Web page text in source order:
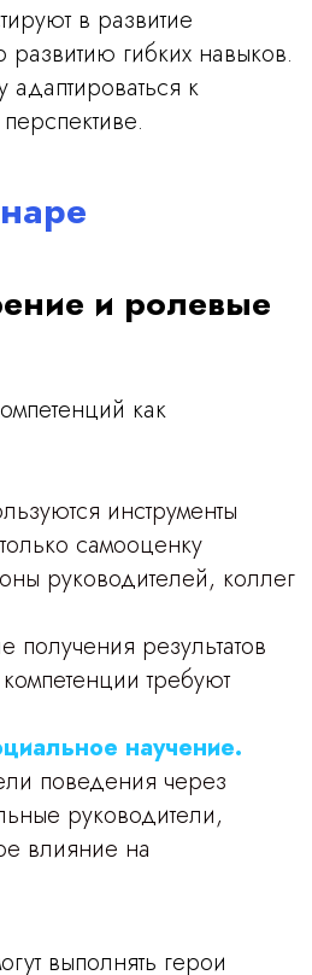
в развитие
гибких навыков.
к
и ролевые
как
инструменты
самооценку
руководителей, коллег
получения результатов
требуют
научение.
поведения через
руководители,
влияние на
выполнять герои